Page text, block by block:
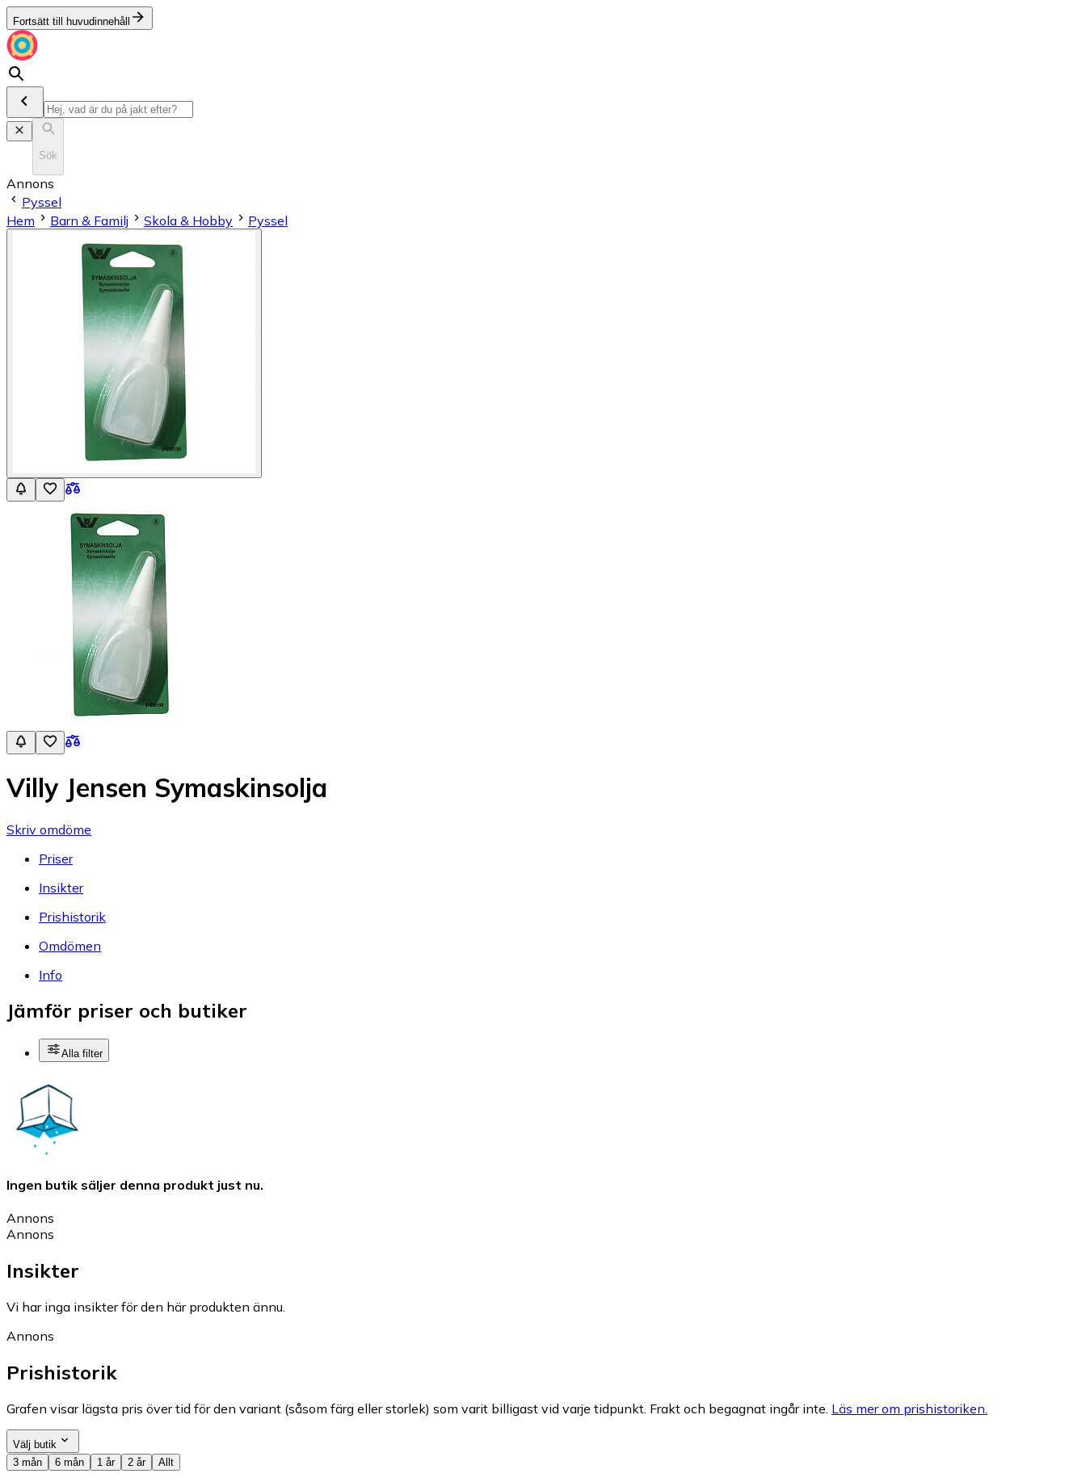
Fortsätt till huvudinnehåll
Sök
Annons
Pyssel
Hem
Barn & Familj Skola & Hobby Pyssel
Villy Jensen Symaskinsolja
Skriv omdöme
Priser
Insikter
Prishistorik
Omdömen
Info
Jämför priser och butiker
Alla filter
Ingen butik säljer denna produkt just nu.
Annons
Annons
Insikter
Vi har inga insikter för den här produkten ännu.
Annons
Prishistorik
Grafen visar lägsta pris över tid för den variant (såsom färg eller storlek) som varit billigast vid varje tidpunkt. Frakt och begagnat ingår inte. Läs mer om prishistoriken.
Välj butik
3 mån
6 mån 1 år 2 år Allt